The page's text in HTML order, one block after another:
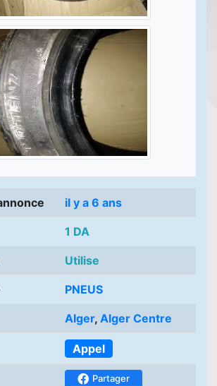
il y a 6 ans
1 DA
Utilise
PNEUS
Alger, Alger Centre
Appel
Partager